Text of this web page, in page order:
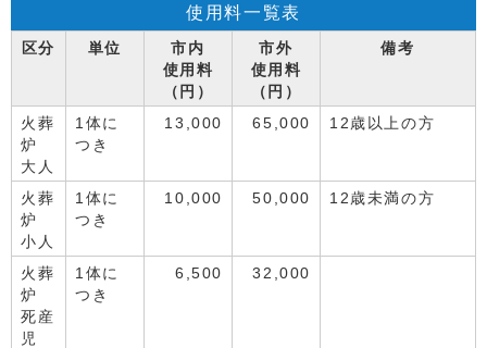
使用料一覧表
区分 単位
市内
使用料
（円）
市外
使用料
（円）
備考
火葬
炉
大人
1体に
つき
13,000 65,000 12歳以上の方
火葬
炉
小人
1体に
つき
10,000 50,000 12歳未満の方
火葬
炉
死産
児
1体に
つき
6,500 32,000